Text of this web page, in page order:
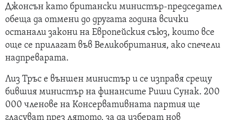
Джонсън като британски министър-председател
обеща да отмени до другата година всички
останали закони на Европейския съюз, които все
още се прилагат във Великобритания, ако спечели
надпреварата.
Лиз Тръс е външен министър и се изправя срещу
бившия министър на финансите Риши Сунак. 200
000 членове на Консервативната партия ще
гласуват през лятото, за да изберат нов